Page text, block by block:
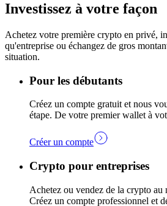
Investissez à votre façon
Achetez votre première crypto en privé,
qu'entreprise ou échangez de gros
situation.
Pour les débutants
Créez un compte gratuit et nous
étape. De votre premier wallet à
Créer un compte
Crypto pour entreprises
Achetez ou vendez de la crypto au
Créez un compte professionnel et